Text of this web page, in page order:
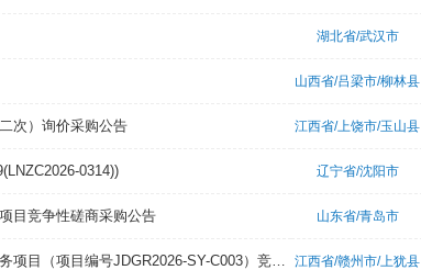
湖北省/武汉市
山西省/吕梁市/柳林县
次）询价采购公告 江西省/上饶市/玉山县
0314)) 辽宁省/沈阳市
目竞争性磋商采购公告 山东省/青岛市
江西省/赣州市/上犹县